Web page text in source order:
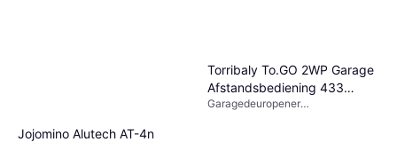
Jojomino Alutech AT-4n
Torribaly To.GO 2WP Garage
Afstandsbediening 433
92MHz
Garagedeuropener